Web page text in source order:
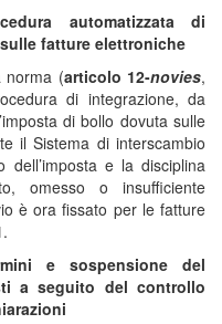
automatizzata di
fatture elettroniche
norma (articolo 12-novies,
di integrazione, da
di bollo dovuta sulle
il Sistema di interscambio
dell’imposta e la disciplina
omesso o insufficiente
è ora fissato per le fatture
.
e sospensione del
a seguito del controllo